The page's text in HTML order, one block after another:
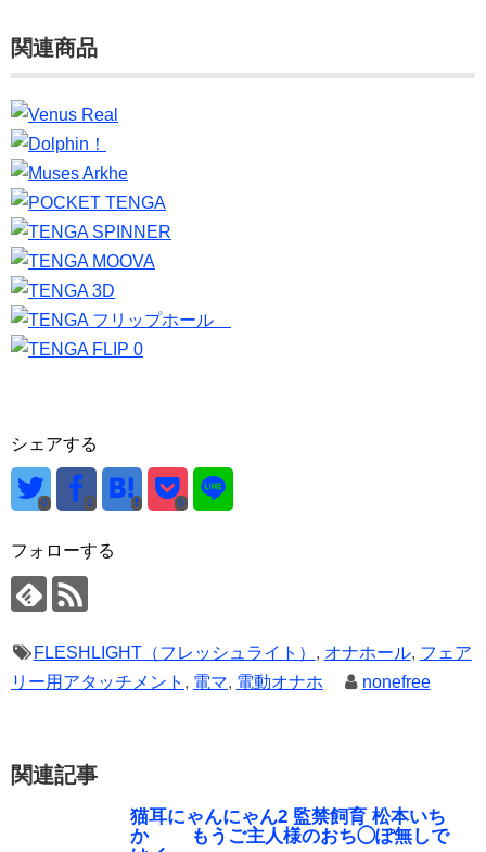
関連商品
シェアする
0 0 0
フォローする
FLESHLIGHT（フレッシュライト） , オナホール, フェア
リー用アタッチメント , 電マ, 電動オナホ nonefree
関連記事
猫耳にゃんにゃん2 監禁飼育 松本いち
か もうご主人様のおち◯ぽ無しで